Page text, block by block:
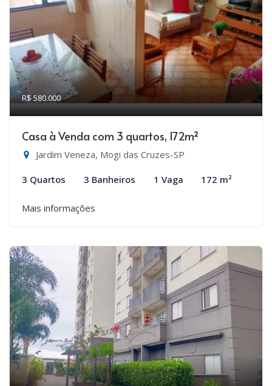
R$ 580.000
Casa à Venda com 3 quartos, 172m²
Jardim Veneza, Mogi das Cruzes-SP
3 Quartos 3 Banheiros 1 Vaga 172 m²
Mais informações